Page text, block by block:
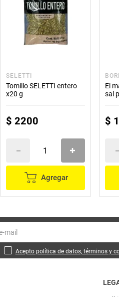
SELETTI
Tomillo SELETTI entero
x20 g
$ 2200
Agregar
El
sal
$
Acepto política de datos, términos y